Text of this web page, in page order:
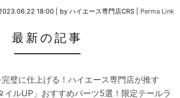
18:00 by ハイエース専門店CRS Perma Link
最新の記事
璧に仕上げる！ハイエース専門店が推す
イルUP」おすすめパーツ5選！限定テールラ